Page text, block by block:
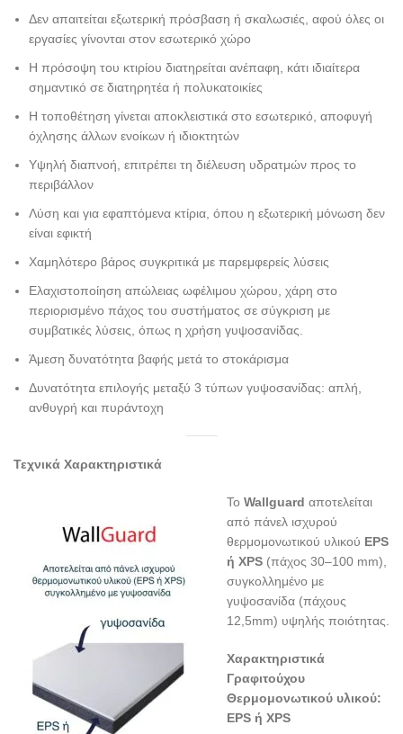
Δεν απαιτείται εξωτερική πρόσβαση ή σκαλωσιές, αφού όλες οι
εργασίες γίνονται στον εσωτερικό χώρο
Η πρόσοψη του κτιρίου διατηρείται ανέπαφη, κάτι ιδιαίτερα
σημαντικό σε διατηρητέα ή πολυκατοικίες
Η τοποθέτηση γίνεται αποκλειστικά στο εσωτερικό, αποφυγή
όχλησης άλλων ενοίκων ή ιδιοκτητών
Υψηλή διαπνοή, επιτρέπει τη διέλευση υδρατμών προς το
περιβάλλον
Λύση και για εφαπτόμενα κτίρια, όπου η εξωτερική μόνωση δεν
είναι εφικτή
Χαμηλότερο βάρος συγκριτικά με παρεμφερείς λύσεις
Ελαχιστοποίηση απώλειας ωφέλιμου χώρου, χάρη στο
περιορισμένο πάχος του συστήματος σε σύγκριση με
συμβατικές λύσεις, όπως η χρήση γυψοσανίδας.
Άμεση δυνατότητα βαφής μετά το στοκάρισμα
Δυνατότητα επιλογής μεταξύ 3 τύπων γυψοσανίδας: απλή,
ανθυγρή και πυράντοχη
Τεχνικά Χαρακτηριστικά
Το Wallguard αποτελείται
από πάνελ ισχυρού
θερμομονωτικού υλικού EPS
ή XPS (πάχος 30–100 mm),
συγκολλημένο με
γυψοσανίδα (πάχους
12,5mm) υψηλής ποιότητας.
Χαρακτηριστικά
Γραφιτούχου
Θερμομονωτικού υλικού:
EPS ή XPS